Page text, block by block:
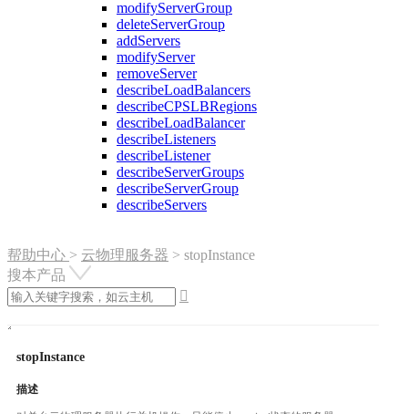
modifyServerGroup
deleteServerGroup
addServers
modifyServer
removeServer
describeLoadBalancers
describeCPSLBRegions
describeLoadBalancer
describeListeners
describeListener
describeServerGroups
describeServerGroup
describeServers
帮助中心 > 云物理服务器 > stopInstance
搜本产品

stopInstance
描述